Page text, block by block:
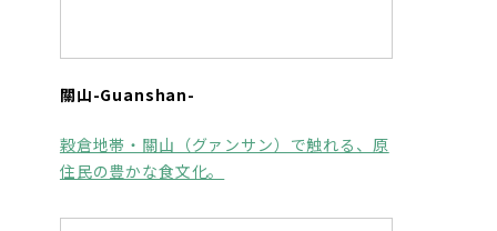
關山-Guanshan-
穀倉地帯・關山（グァンサン）で触れる、原
住民の豊かな食文化。